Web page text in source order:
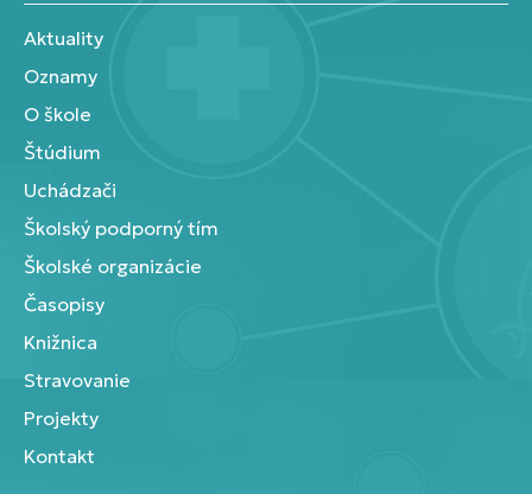
Aktuality
Oznamy
O škole
Štúdium
Uchádzači
Školský podporný tím
Školské organizácie
Časopisy
Knižnica
Stravovanie
Projekty
Kontakt